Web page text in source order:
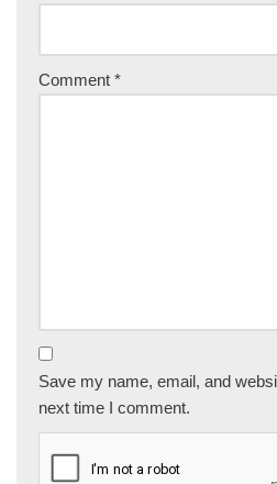
Comment *
Save my name, email, and
next time I comment.